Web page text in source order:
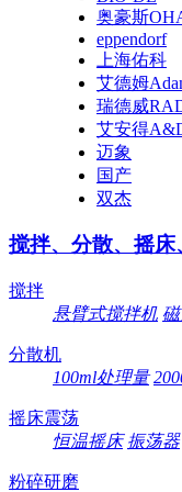
奥豪斯
eppendorf
上海佑科
艾德姆
瑞德威
艾安得
迈象
国产
双杰
搅拌、分散、摇床
搅拌
悬臂式搅拌机
分散机
100ml处理量
摇床震荡
恒温摇床 振荡器
粉碎研磨